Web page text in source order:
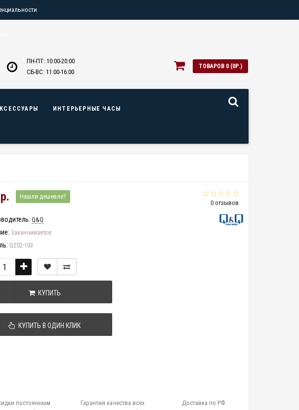
ПН-ПТ: 10:00-20:00
СБ-ВС: 11:00-16:00
ТОВАРОВ 0 (0Р.)
ИНТЕРЬЕРНЫЕ ЧАСЫ
0 отзывов
Нашли дешевле?
Q&Q
Заканчивается
QZ02-103
КУПИТЬ
КУПИТЬ В ОДИН КЛИК
постоянным
Гарантия качества всех
Доставка по РФ